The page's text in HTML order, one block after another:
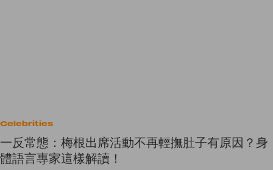
Celebrities
一反常態：梅根出席活動不再輕撫肚子有原因？身
體語言專家這樣解讀！